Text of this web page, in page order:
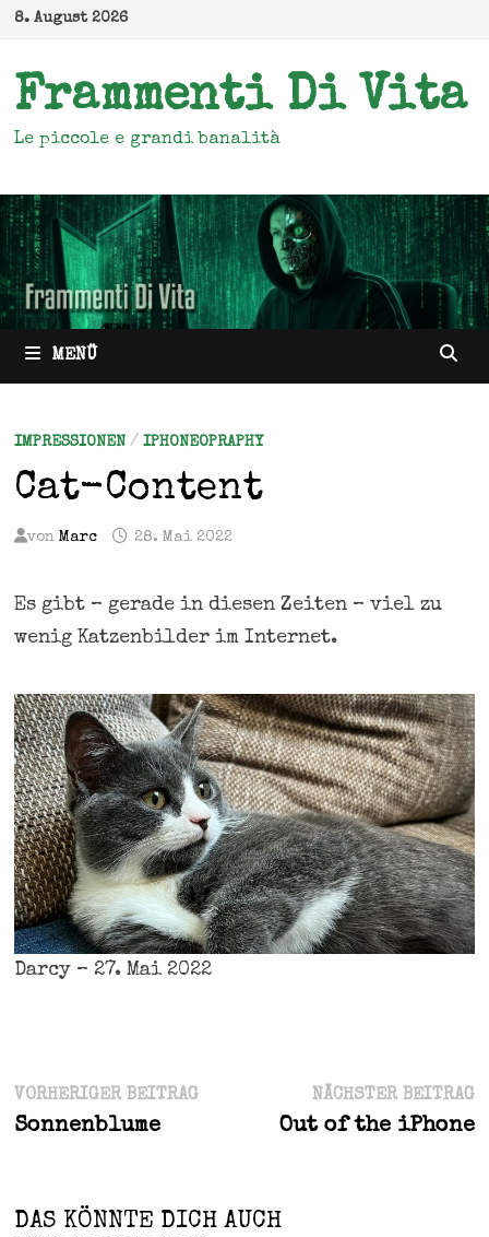
Zum
springen
8. August 2026
Frammenti Di Vita
Le piccole e grandi banalità
MENÜ
IMPRESSIONEN/ IPHONEOPRAPHY
Cat-Content
von Marc 28. Mai 2022
Es gibt – gerade in diesen Zeiten – viel zu
wenig Katzenbilder im Internet.
Darcy – 27. Mai 2022
Beitragsnavigation
VORHERIGER BEITRAGVorheriger
Beitrag:
Sonnenblume
NÄCHSTER BEITRAG
Out of the iPhone
DAS KÖNNTE DICH AUCH